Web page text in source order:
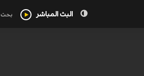
البث المباشر بحث